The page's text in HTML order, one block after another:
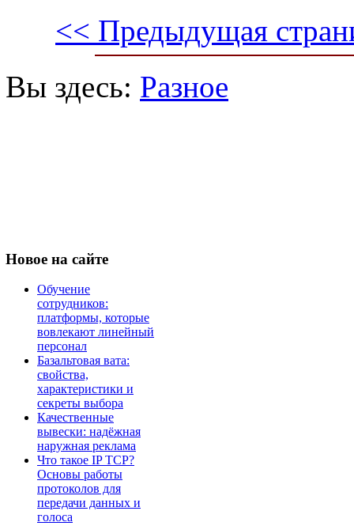
<< Предыдущая
Вы здесь: Разное
Новое на сайте
Обучение
сотрудников:
платформы, которые
вовлекают линейный
персонал
Базальтовая вата:
свойства,
характеристики и
секреты выбора
Качественные
вывески: надёжная
наружная реклама
Что такое IP TCP?
Основы работы
протоколов для
передачи данных и
голоса